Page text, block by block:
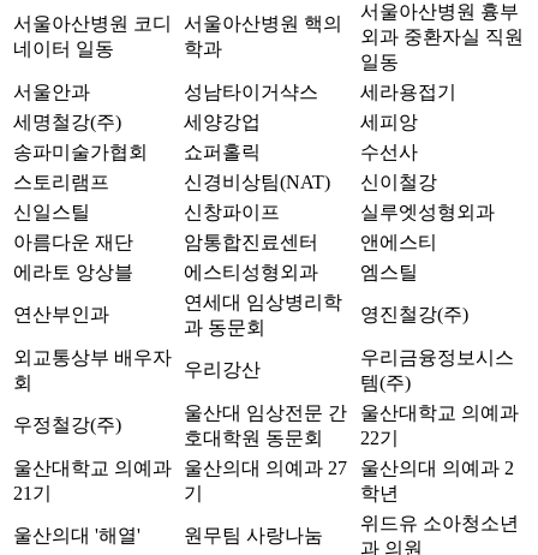
서울아산병원 코디
네이터 일동
서울아산병원 핵의
학과
서울아산병원 흉부
외과 중환자실 직원
일동
서울안과
성남타이거샥스
세라용접기
세명철강(주)
세양강업
세피앙
송파미술가협회
쇼퍼홀릭
수선사
스토리램프
신경비상팀(NAT)
신이철강
신일스틸
신창파이프
실루엣성형외과
아름다운 재단
암통합진료센터
앤에스티
에라토 앙상블
에스티성형외과 엠스틸
연산부인과
연세대 임상병리학
과 동문회
영진철강(주)
외교통상부 배우자
회
우리강산
우리금융정보시스
템(주)
우정철강(주)
울산대 임상전문 간
호대학원 동문회
울산대학교 의예과
22기
울산대학교 의예과
21기
울산의대 의예과 27
기
울산의대 의예과 2
학년
울산의대 '해열' 원무팀 사랑나눔
위드유 소아청소년
과 의원